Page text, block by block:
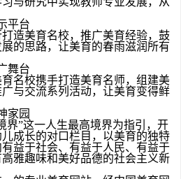
平台
造美育名校，推广美育经验，鼓
的思路，让美育的春雨滋润所有
舞台
名校携手打造美育名师，组建美
与交流系列活动，让美育变得鲜
家园
界”这一人生最高境界为指引，开
成长的对口栏目，以美育的独特
益于社会、有益于人民、有益于
雅趣味和美好品德的社会主义新